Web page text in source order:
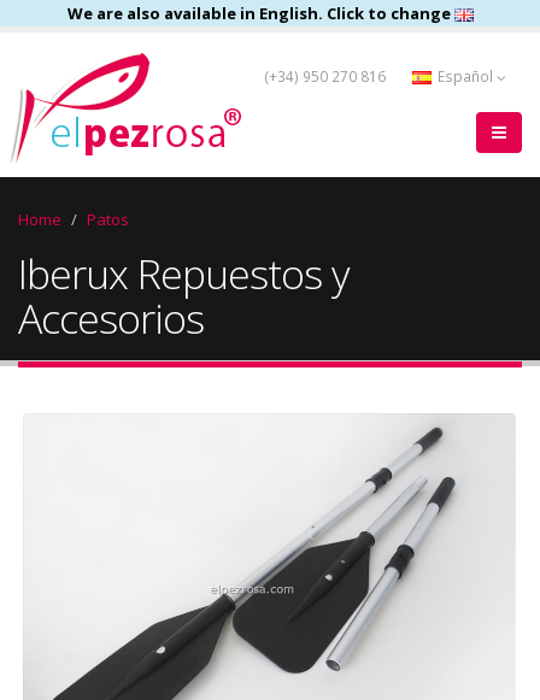
We are also available in English. Click to change
(+34) 950 270 816 Español
Home Patos
Iberux Repuestos y
Accesorios